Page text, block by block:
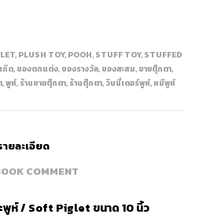
, PLUSH TOY, POOH, STUFF TOY, STUFFED
กิด, ของตกแต่ง, ของรางวัล, ของสะสม, ขายตุ๊กตา,
,พูห์, ร้านขายตุ๊กตา, ร้านตุ๊กตา, วินนี่เดอร์พูห์, หมีพูห์
ายละเอียด
COMMENT
พูห์ / Soft Piglet ขนาด 10 นิ้ว